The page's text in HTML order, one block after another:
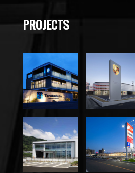
PROJECTS